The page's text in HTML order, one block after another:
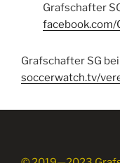
Grafschafter
facebook.com/
Grafschafter SG
soccerwatch.tv/